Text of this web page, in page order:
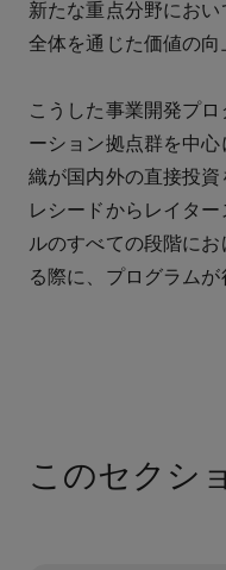
新たな重点分野にお
全体を通じた価値の向
こうした事業開発プ
ーション拠点群を中
織が国内外の直接投
レシードからレイタ
ルのすべての段階に
る際に、プログラムが
このセクシ